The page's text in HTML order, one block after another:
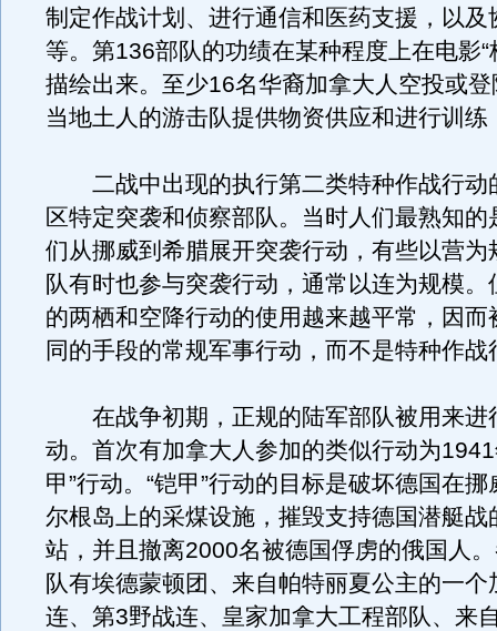
制定作战计划、进行通信和医药支援，以及
等。第136部队的功绩在某种程度上在电影“
描绘出来。至少16名华裔加拿大人空投或
当地土人的游击队提供物资供应和进行训练
二战中出现的执行第二类特种作战行动
区特定突袭和侦察部队。当时人们最熟知的
们从挪威到希腊展开突袭行动，有些以营为
队有时也参与突袭行动，通常以连为规模。
的两栖和空降行动的使用越来越平常，因而
同的手段的常规军事行动，而不是特种作战
在战争初期，正规的陆军部队被用来进
动。首次有加拿大人参加的类似行动为
甲”行动。“铠甲”行动的目标是破坏德国在
尔根岛上的采煤设施，摧毁支持德国潜艇战
站，并且撤离2000名被德国俘虏的俄国人
队有埃德蒙顿团、来自帕特丽夏公主的一个
连、第3野战连、皇家加拿大工程部队、来